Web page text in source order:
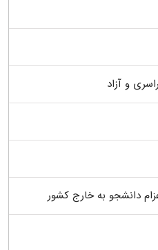
و آزاد
دانشجو به خارج کشور